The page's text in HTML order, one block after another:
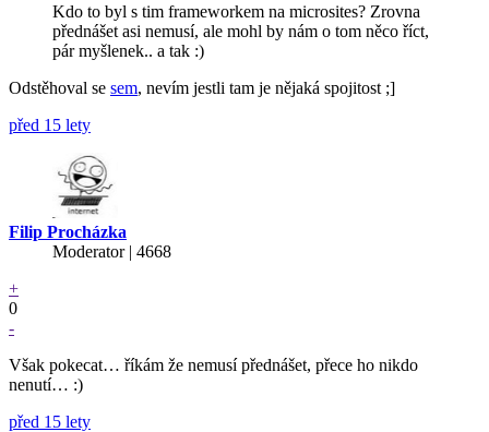
Kdo to byl s tim frameworkem na microsites? Zrovna
přednášet asi nemusí, ale mohl by nám o tom něco říct,
pár myšlenek.. a tak :)
Odstěhoval se sem, nevím jestli tam je nějaká spojitost ;]
před 15 lety
Filip Procházka
Moderator | 4668
+
0
-
Však pokecat… říkám že nemusí přednášet, přece ho nikdo
nenutí… :)
před 15 lety